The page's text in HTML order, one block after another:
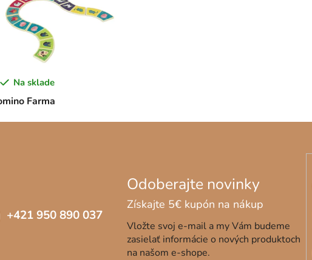
Farma
Na sklade
+421 950 890 037
Vložte svoj e-mail a my Vám budeme
zasielať informácie o nových produktoch
na našom e-shope.